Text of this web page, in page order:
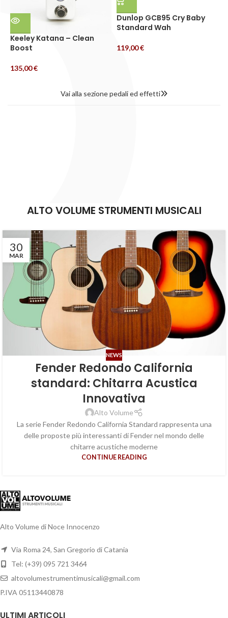
Keeley Katana – Clean
Boost
135,00€
Dunlop GCB95 Cry Baby
Standard Wah
119,00€
Vai alla sezione pedali ed effetti
ALTO VOLUME STRUMENTI MUSICALI
30
MAR
NEWS
Fender Redondo California
standard: Chitarra Acustica
Innovativa
Alto Volume
La serie Fender Redondo California Standard rappresenta una
delle proposte più interessanti di Fender nel mondo delle
chitarre acustiche moderne
CONTINUE READING
Alto Volume di Noce Innocenzo
Via Roma 24, San Gregorio di Catania
Tel: (+39) 095 721 3464
altovolumestrumentimusicali@gmail.com
P.IVA 05113440878
ULTIMI ARTICOLI